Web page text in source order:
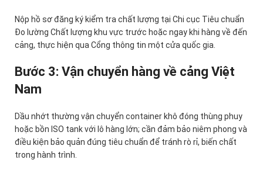
Nộp hồ sơ đăng ký kiểm tra chất lượng tại Chi cục Tiêu chuẩn
Đo lường Chất lượng khu vực trước hoặc ngay khi hàng về đến
cảng, thực hiện qua Cổng thông tin một cửa quốc gia.
Bước 3: Vận chuyển hàng về cảng Việt
Nam
Dầu nhớt thường vận chuyển container khô đóng thùng phuy
hoặc bồn ISO tank với lô hàng lớn; cần đảm bảo niêm phong và
điều kiện bảo quản đúng tiêu chuẩn để tránh rò rỉ, biến chất
trong hành trình.